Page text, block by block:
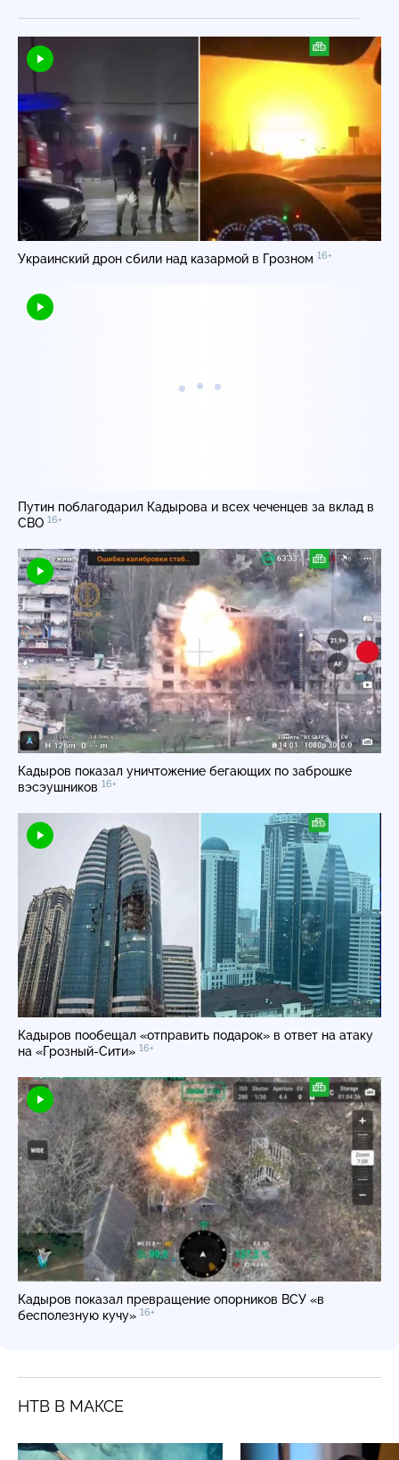
Украинский дрон сбили над казармой в Грозном 16+
Путин поблагодарил Кадырова и всех чеченцев за вклад в
СВО 16+
Кадыров показал уничтожение бегающих по заброшке
вэсэушников 16+
Кадыров пообещал «отправить подарок» в ответ на атаку
на «Грозный-Сити» 16+
Кадыров показал превращение опорников ВСУ «в
бесполезную кучу» 16+
НТВ В МАКСЕ